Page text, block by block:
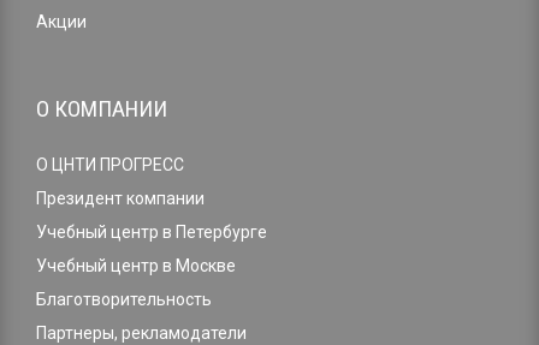
Акции
О КОМПАНИИ
О ЦНТИ ПРОГРЕСС
Президент компании
Учебный центр в Петербурге
Учебный центр в Москве
Благотворительность
Партнеры, рекламодатели